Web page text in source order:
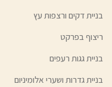
בניית דקים ורצפות עץ
ריצוף בפרקט
בניית גגות רעפים
בניית גדרות ושערי אלומיניום